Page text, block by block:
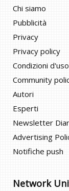
Chi siamo
Pubblicità
Privacy
Privacy policy
Condizioni d'uso
Community
Autori
Esperti
Newsletter
Advertising
Notifiche push
Network